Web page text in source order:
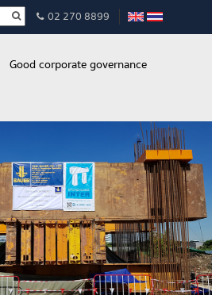
02 270 8899
Good corporate governance